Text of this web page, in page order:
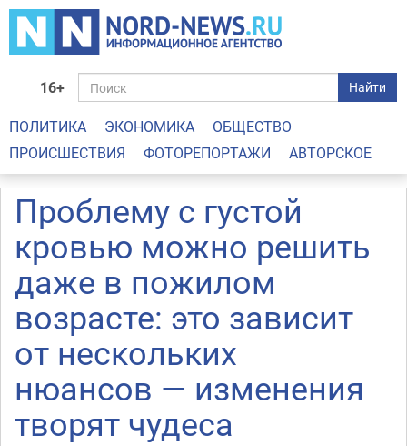
16+ Найти
ПОЛИТИКА ЭКОНОМИКА
ОБЩЕСТВО
ПРОИСШЕСТВИЯ
ФОТОРЕПОРТАЖИ АВТОРСКОЕ
Проблему с густой
кровью можно решить
даже в пожилом
возрасте: это зависит
от нескольких
нюансов — изменения
творят чудеса